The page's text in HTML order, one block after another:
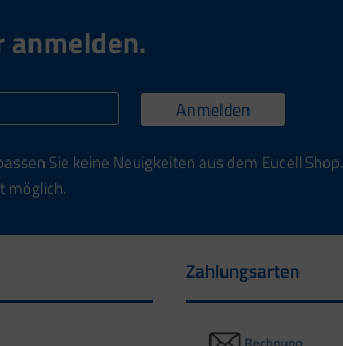
Anmelden
Sie keine Neuigkeiten aus dem Eucell Shop.
möglich.
Zahlungsarten